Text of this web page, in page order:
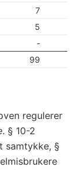
7
5
-
99
regulerer
. § 10-2
samtykke, §